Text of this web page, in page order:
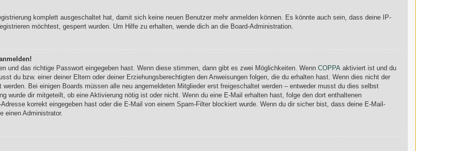
komplett ausgeschaltet hat, damit sich keine neuen Benutzer mehr anmelden können. Es könnte auch sein, dass deine IP-
möchtest, gesperrt wurden. Um Hilfe zu erhalten, wende dich an die Board-Administration.
und das richtige Passwort eingegeben hast. Wenn diese stimmen, dann gibt es zwei Möglichkeiten. Wenn COPPA aktiviert ist und du
du bzw. einer deiner Eltern oder deiner Erziehungsberechtigten den Anweisungen folgen, die du erhalten hast. Wenn dies nicht der
Bei einigen Boards müssen alle neu angemeldeten Mitglieder erst freigeschaltet werden – entweder musst du dies selbst
wurde dir mitgeteilt, ob eine Aktivierung nötig ist oder nicht. Wenn du eine E-Mail erhalten hast, folge den dort enthaltenen
korrekt eingegeben hast oder die E-Mail von einem Spam-Filter blockiert wurde. Wenn du dir sicher bist, dass deine E-Mail-
einen Administrator.